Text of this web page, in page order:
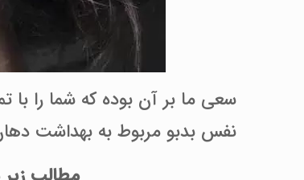
نفس بدبو مربوط به بهداشت